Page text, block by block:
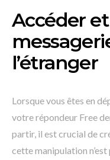
Accéder
l’étranger
Lorsque vous êtes en
votre répondeur Free
partir, il est crucial de
cette manipulation n’est